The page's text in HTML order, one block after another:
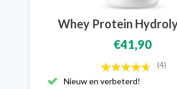
Whey Protein
€41,90
(4)
Nieuw en verbeterd!